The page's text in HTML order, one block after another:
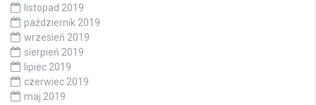
listopad 2019
październik 2019
wrzesień 2019
sierpień 2019
lipiec 2019
czerwiec 2019
maj 2019